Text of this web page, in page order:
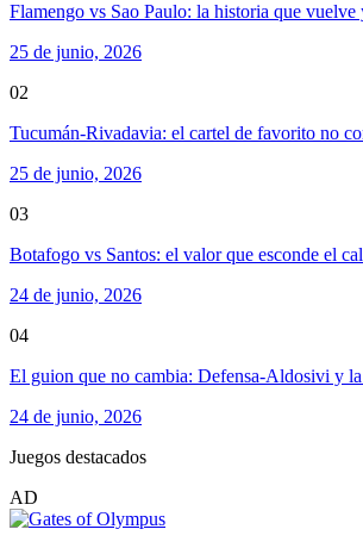
Flamengo vs Sao Paulo: la historia que vuelve
25 de junio, 2026
02
Tucumán-Rivadavia: el cartel de favorito no
25 de junio, 2026
03
Botafogo vs Santos: el valor que esconde el
24 de junio, 2026
04
El guion que no cambia: Defensa-Aldosivi y
24 de junio, 2026
Juegos destacados
AD